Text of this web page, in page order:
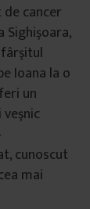
de cancer
Sighişoara,
Ioana la o
un
cunoscut
mai